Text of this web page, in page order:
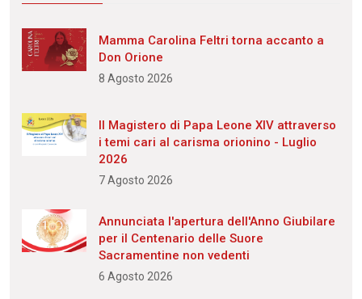
Mamma Carolina Feltri torna accanto a
Don Orione
8 Agosto 2026
Il Magistero di Papa Leone XIV attraverso
i temi cari al carisma orionino - Luglio
2026
7 Agosto 2026
Annunciata l'apertura dell'Anno Giubilare
per il Centenario delle Suore
Sacramentine non vedenti
6 Agosto 2026